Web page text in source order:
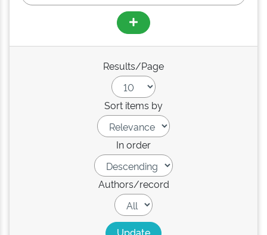
Results/Page
Sort items by
In order
Authors/record